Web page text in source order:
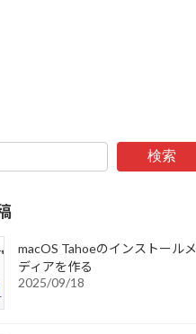
検索
macOS Tahoeのインストールメ
ディアを作る
2025/09/18